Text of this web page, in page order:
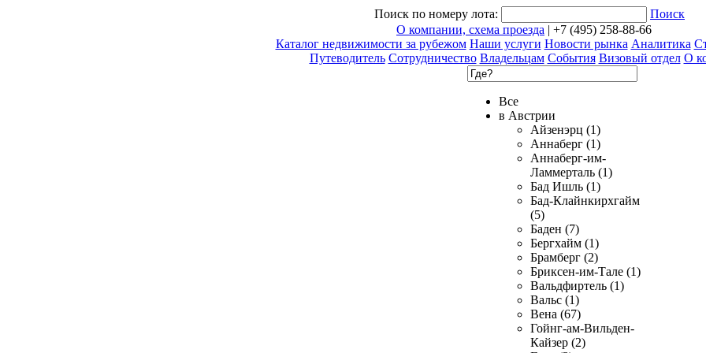
Поиск по номеру лота:
Поиск
О компании, схема проезда | +7 (495) 258-88-66
Каталог недвижимости за рубежом Наши услуги Новости рынка Аналитика
Путеводитель Сотрудничество Владельцам События Визовый отдел О
Все
в Австрии
Айзенэрц (1)
Аннаберг (1)
Аннаберг-им-
Ламмерталь (1)
Бад Ишль (1)
Бад-Клайнкирхгайм
(5)
Баден (7)
Бергхайм (1)
Брамберг (2)
Бриксен-им-Тале (1)
Вальдфиртель (1)
Вальс (1)
Вена (67)
Гойнг-ам-Вильден-
Кайзер (2)